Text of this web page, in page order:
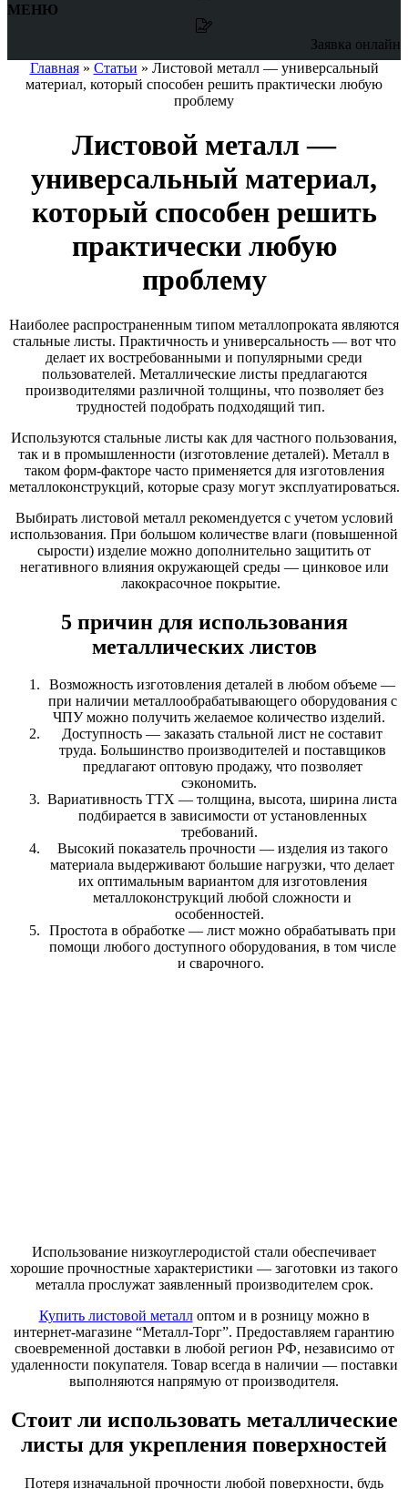
МЕНЮ
Заявка онлайн
Главная » Статьи » Листовой металл — универсальный
материал, который способен решить практически любую
проблему
Листовой металл —
универсальный материал,
который способен решить
практически любую
проблему
Наиболее распространенным типом металлопроката являются
стальные листы. Практичность и универсальность — вот что
делает их востребованными и популярными среди
пользователей. Металлические листы предлагаются
производителями различной толщины, что позволяет без
трудностей подобрать подходящий тип.
Используются стальные листы как для частного пользования,
так и в промышленности (изготовление деталей). Металл в
таком форм-факторе часто применяется для изготовления
металлоконструкций, которые сразу могут эксплуатироваться.
Выбирать листовой металл рекомендуется с учетом условий
использования. При большом количестве влаги (повышенной
сырости) изделие можно дополнительно защитить от
негативного влияния окружающей среды — цинковое или
лакокрасочное покрытие.
5 причин для использования
металлических листов
Возможность изготовления деталей в любом объеме —
при наличии металлообрабатывающего оборудования с
ЧПУ можно получить желаемое количество изделий.
Доступность — заказать стальной лист не составит
труда. Большинство производителей и поставщиков
предлагают оптовую продажу, что позволяет
сэкономить.
Вариативность ТТХ — толщина, высота, ширина листа
подбирается в зависимости от установленных
требований.
Высокий показатель прочности — изделия из такого
материала выдерживают большие нагрузки, что делает
их оптимальным вариантом для изготовления
металлоконструкций любой сложности и
особенностей.
Простота в обработке— лист можно обрабатывать при
помощи любого доступного оборудования, в том числе
и сварочного.
Использование низкоуглеродистой стали обеспечивает
хорошие прочностные характеристики — заготовки из такого
металла прослужат заявленный производителем срок.
Купить листовой металлоптом и в розницу можно в
интернет-магазине “Металл-Торг”. Предоставляем гарантию
своевременной доставки в любой регион РФ, независимо от
удаленности покупателя. Товар всегда в наличии — поставки
выполняются напрямую от производителя.
Стоит ли использовать металлические
листы для укрепления поверхностей
Потеря изначальной прочности любой поверхности, будь